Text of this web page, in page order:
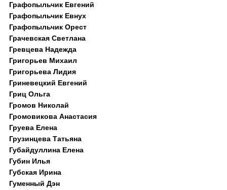
Графопыльчик Евгений
Графопыльчик Евнух
Графопыльчик Орест
Грачевская Светлана
Гревцева Надежда
Григорьев Михаил
Григорьева Лидия
Гриневецкий Евгений
Гриц Ольга
Громов Николай
Громовикова Анастасия
Груева Елена
Грузинцева Татьяна
Губайдуллина Елена
Губин Илья
Губская Ирина
Гуменный Дэн